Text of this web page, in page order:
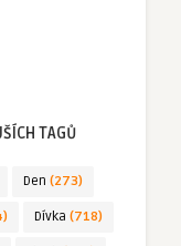
TAGŮ
Den (273)
Dívka (718)